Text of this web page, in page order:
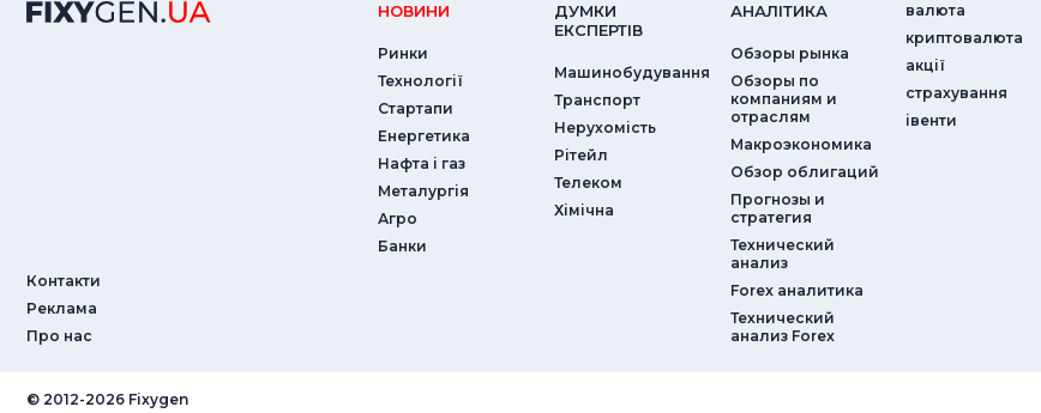
Контакти
Реклама
Про нас
НОВИНИ
Ринки
Технології
Стартапи
Енергетика
Нафта і газ
Металургія
Агро
Банки
ДУМКИ
ЕКСПЕРТIВ
Машинобудування
Транспорт
Нерухомість
Рітейл
Телеком
Хімічна
АНАЛIТИКА
Обзоры рынка
Обзоры по
компаниям и
отраслям
Макроэкономика
Обзор облигаций
Прогнозы и
стратегия
Технический
анализ
Forex аналитика
Технический
анализ Forex
валюта
криптовалюта
акції
страхування
iвенти
© ‎2012-2026 Fixygen